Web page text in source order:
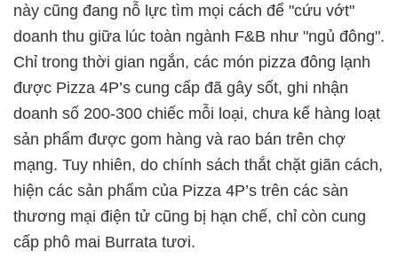
này cũng đang nỗ lực tìm mọi cách để "cứu vớt"
doanh thu giữa lúc toàn ngành F&B như "ngủ đông".
Chỉ trong thời gian ngắn, các món pizza đông lạnh
được Pizza 4P’s cung cấp đã gây sốt, ghi nhận
doanh số 200-300 chiếc mỗi loại, chưa kể hàng loạt
sản phẩm được gom hàng và rao bán trên chợ
mạng. Tuy nhiên, do chính sách thắt chặt giãn cách,
hiện các sản phẩm của Pizza 4P’s trên các sàn
thương mại điện tử cũng bị hạn chế, chỉ còn cung
cấp phô mai Burrata tươi.